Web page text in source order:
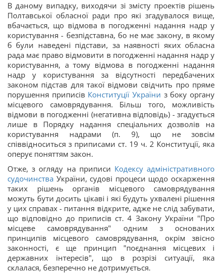
В даному випадку, виходячи зі змісту проектів рішень
Полтавської обласної ради про які згадувалося вище,
вбачається, що відмова в погодженні надання надр у
користування - безпідставна, бо не має закону, в якому
б були наведені підстави, за наявності яких обласна
рада має право відмовити в погодженні надання надр у
користування, а тому відмова в погодженні надання
надр у користування за відсутності передбачених
законом підстав для такої відмови свідчить про пряме
порушення приписів Конституції України з боку органу
місцевого самоврядування. Більш того, можливість
відмови в погодженні (негативна відповідь) - згадується
лише в Порядку надання спеціальних дозволів на
користування надрами (п. 9), що не зовсім
співвідноситься з приписами ст. 19 ч. 2 Конституції, яка
оперує поняттям закон.
Отже, з огляду на приписи Кодексу адміністративного
судочинства України, судові процеси щодо оскарження
таких рішень органів місцевого самоврядування
можуть бути досить цікаві і які будуть ухвалені рішення
у цих справах - питання відкрите, адже не слід забувати,
що відповідно до приписів ст. 4 Закону України "Про
місцеве самоврядування" одним з основаних
принципів місцевого самоврядування, окрім звісно
законності, є ще принцип "поєднання місцевих і
державних інтересів", що в розрізі ситуації, яка
склалася, безперечно не дотримується.